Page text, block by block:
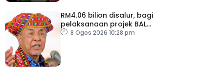
RM4.06 bilion disalur, bagi
pelaksanaan projek BALB
di Sabah
8 Ogos 2026 10:28 pm